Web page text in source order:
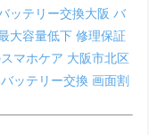
ッテリー交換大阪バ
大容量低下修理保証
マホケア 大阪市北区
ッテリー交換画面割